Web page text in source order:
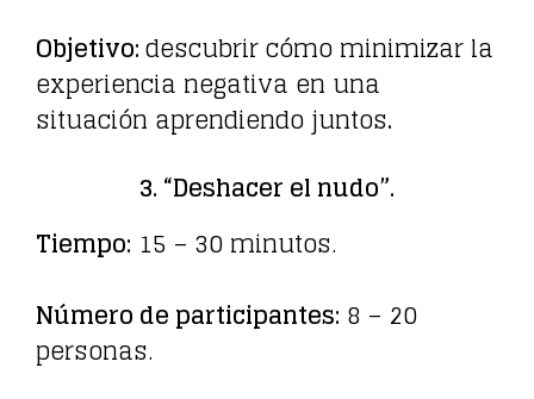
Objetivo:descubrir cómo minimizar la
experiencia negativa en una
situación aprendiendo juntos.
3. “Deshacer el nudo”.
Tiempo: 15 – 30 minutos.
Número de participantes: 8 – 20
personas.